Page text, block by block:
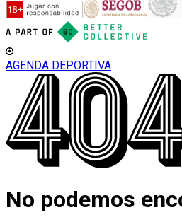
AGENDA DEPORTIVA
No podemos